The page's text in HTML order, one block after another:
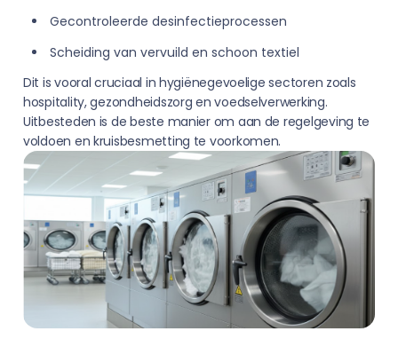
Gecontroleerde desinfectieprocessen
Scheiding van vervuild en schoon textiel
Dit is vooral cruciaal in hygiënegevoelige sectoren zoals
hospitality, gezondheidszorg en voedselverwerking.
Uitbesteden is de beste manier om aan de regelgeving te
voldoen en kruisbesmetting te voorkomen.